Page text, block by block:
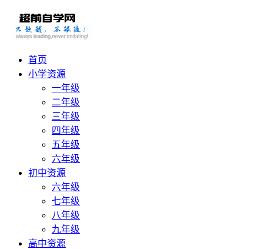
首页
小学资源
一年级
二年级
三年级
四年级
五年级
六年级
初中资源
六年级
七年级
八年级
九年级
高中资源